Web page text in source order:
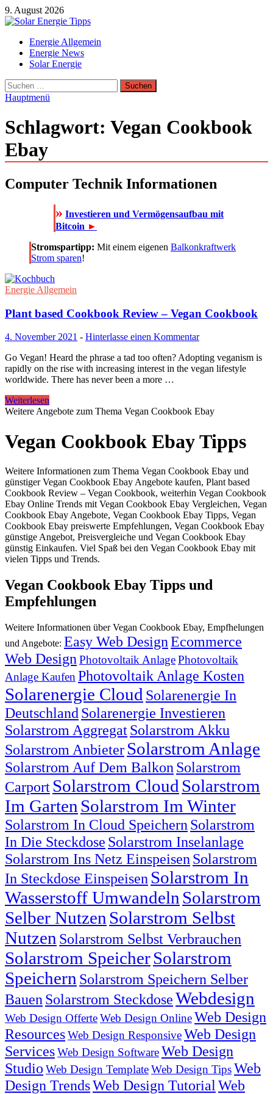
Zum
Inhalt
9. August 2026
Solar Energie Tipps
Solar Energie und Photovoltaik Informationen und Tipps
Energie Allgemein
Energie News
Solar Energie
Suchen
nach:
Hauptmenü
Schlagwort: Vegan Cookbook
Ebay
Computer Technik Informationen
» Investieren und Vermögensaufbau mit
Bitcoin ►
Stromspartipp: Mit einem eigenen Balkonkraftwerk
Strom sparen!
Energie Allgemein
Plant based Cookbook Review – Vegan Cookbook
4. November 2021 - Hinterlasse einen Kommentar
Go Vegan! Heard the phrase a tad too often? Adopting veganism is
rapidly on the rise with increasing interest in the vegan lifestyle
worldwide. There has never been a more …
Weiterlesen
Weitere Angebote zum Thema Vegan Cookbook Ebay
Vegan Cookbook Ebay Tipps
Weitere Informationen zum Thema Vegan Cookbook Ebay und
günstiger Vegan Cookbook Ebay Angebote kaufen, Plant based
Cookbook Review – Vegan Cookbook, weiterhin Vegan Cookbook
Ebay Online Trends mit Vegan Cookbook Ebay Vergleichen, Vegan
Cookbook Ebay Angebote, Vegan Cookbook Ebay Tipps, Vegan
Cookbook Ebay preiswerte Empfehlungen, Vegan Cookbook Ebay
günstige Angebot, Preisvergleiche und Vegan Cookbook Ebay
günstig Einkaufen. Viel Spaß bei den Vegan Cookbook Ebay mit
vielen Tipps und Trends.
Vegan Cookbook Ebay Tipps und
Empfehlungen
Weitere Informationen über Vegan Cookbook Ebay, Empfhelungen
und Angebote: Easy Web DesignEcommerce
Web Design Photovoltaik AnlagePhotovoltaik
Anlage Kaufen Photovoltaik Anlage Kosten
Solarenergie Cloud Solarenergie In
Deutschland Solarenergie Investieren
Solarstrom AggregatSolarstrom Akku
Solarstrom Anbieter Solarstrom Anlage
Solarstrom Auf Dem Balkon Solarstrom
Carport Solarstrom Cloud Solarstrom
Im Garten Solarstrom Im Winter
Solarstrom In Cloud Speichern Solarstrom
In Die Steckdose Solarstrom Inselanlage
Solarstrom Ins Netz Einspeisen Solarstrom
In Steckdose Einspeisen Solarstrom In
Wasserstoff Umwandeln Solarstrom
Selber Nutzen Solarstrom Selbst
Nutzen Solarstrom Selbst Verbrauchen
Solarstrom SpeicherSolarstrom
Speichern Solarstrom Speichern Selber
Bauen Solarstrom SteckdoseWebdesign
Web Design OfferteWeb Design OnlineWeb Design
ResourcesWeb Design ResponsiveWeb Design
ServicesWeb Design SoftwareWeb Design
Studio Web Design TemplateWeb Design TipsWeb
Design TrendsWeb Design Tutorial Web